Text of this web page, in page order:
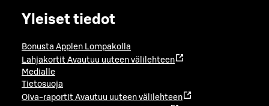
Yleiset tiedot
Bonusta Applen Lompakolla
Lahjakortit Avautuu uuteen välilehteen
Medialle
Tietosuoja
Oiva-raportit Avautuu uuteen välilehteen